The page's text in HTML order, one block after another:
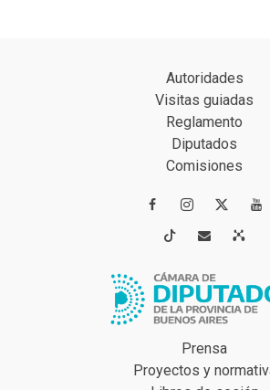
Autoridades
Visitas guiadas
Reglamento
Diputados
Comisiones
 
 
Prensa
Proyectos y